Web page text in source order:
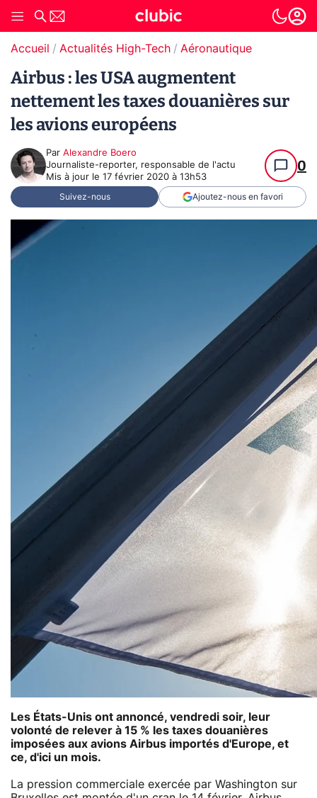
Accueil Actualités High-Tech Aéronautique
Airbus : les USA augmentent
nettement les taxes douanières sur
les avions européens
Par Alexandre Boero
Journaliste-reporter, responsable de l'actu
Mis à jour le 17 février 2020 à 13h53
0
Suivez-nous Ajoutez-nous en favori
Les États-Unis ont annoncé, vendredi soir, leur
volonté de relever à 15 % les taxes douanières
imposées aux avions Airbus importés d'Europe, et
ce, d'ici un mois.
La pression commerciale exercée par Washington sur